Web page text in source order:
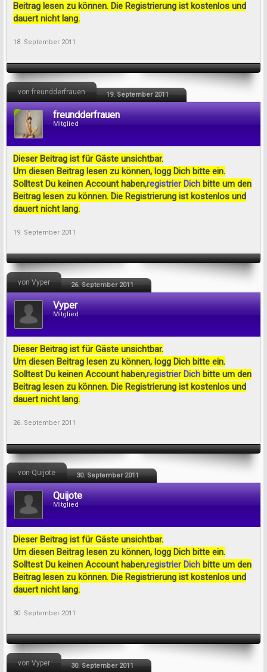
Beitrag lesen zu können. Die Registrierung ist kostenlos und
dauert nicht lang.
18. September 2011
von freundderfrauen 19. September 2011
freundderfrauen
Mitglied
Dieser Beitrag ist für Gäste unsichtbar.
Um diesen Beitrag lesen zu können, logg Dich bitte ein.
Solltest Du keinen Account haben,registrier Dich bitte um den
Beitrag lesen zu können. Die Registrierung ist kostenlos und
dauert nicht lang.
19. September 2011
von Vyper 26. September 2011
Vyper
Mitglied
Dieser Beitrag ist für Gäste unsichtbar.
Um diesen Beitrag lesen zu können, logg Dich bitte ein.
Solltest Du keinen Account haben,registrier Dich bitte um den
Beitrag lesen zu können. Die Registrierung ist kostenlos und
dauert nicht lang.
26. September 2011
von Quijote 30. September 2011
Quijote
Mitglied
Dieser Beitrag ist für Gäste unsichtbar.
Um diesen Beitrag lesen zu können, logg Dich bitte ein.
Solltest Du keinen Account haben,registrier Dich bitte um den
Beitrag lesen zu können. Die Registrierung ist kostenlos und
dauert nicht lang.
30. September 2011
von Vyper 30. September 2011